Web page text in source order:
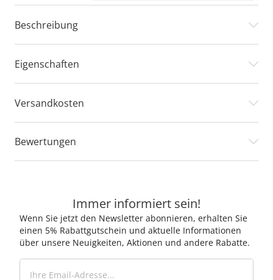
Beschreibung
Eigenschaften
Versandkosten
Bewertungen
Immer informiert sein!
Wenn Sie jetzt den Newsletter abonnieren, erhalten Sie
einen 5% Rabattgutschein und aktuelle Informationen
über unsere Neuigkeiten, Aktionen und andere Rabatte.